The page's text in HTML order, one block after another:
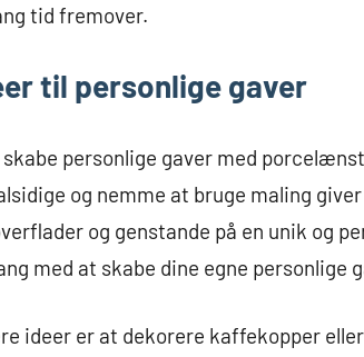
tid fremover.
til personlige gaver
personlige gaver med
og nemme at bruge maling
og genstande på en unik og
med at skabe dine egne personlige
ideer er at dekorere kaffekopper